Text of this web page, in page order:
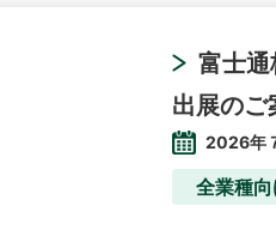
富士
出展のご
2026年
全業種